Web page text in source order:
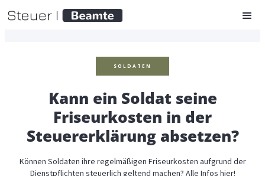
SOLDATEN
Kann ein Soldat seine
Friseurkosten in der
Steuererklärung absetzen?
Können Soldaten ihre regelmäßigen Friseurkosten aufgrund der
Dienstpflichten steuerlich geltend machen? Alle Infos hier!